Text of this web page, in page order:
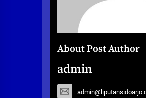
About Post Author
admin